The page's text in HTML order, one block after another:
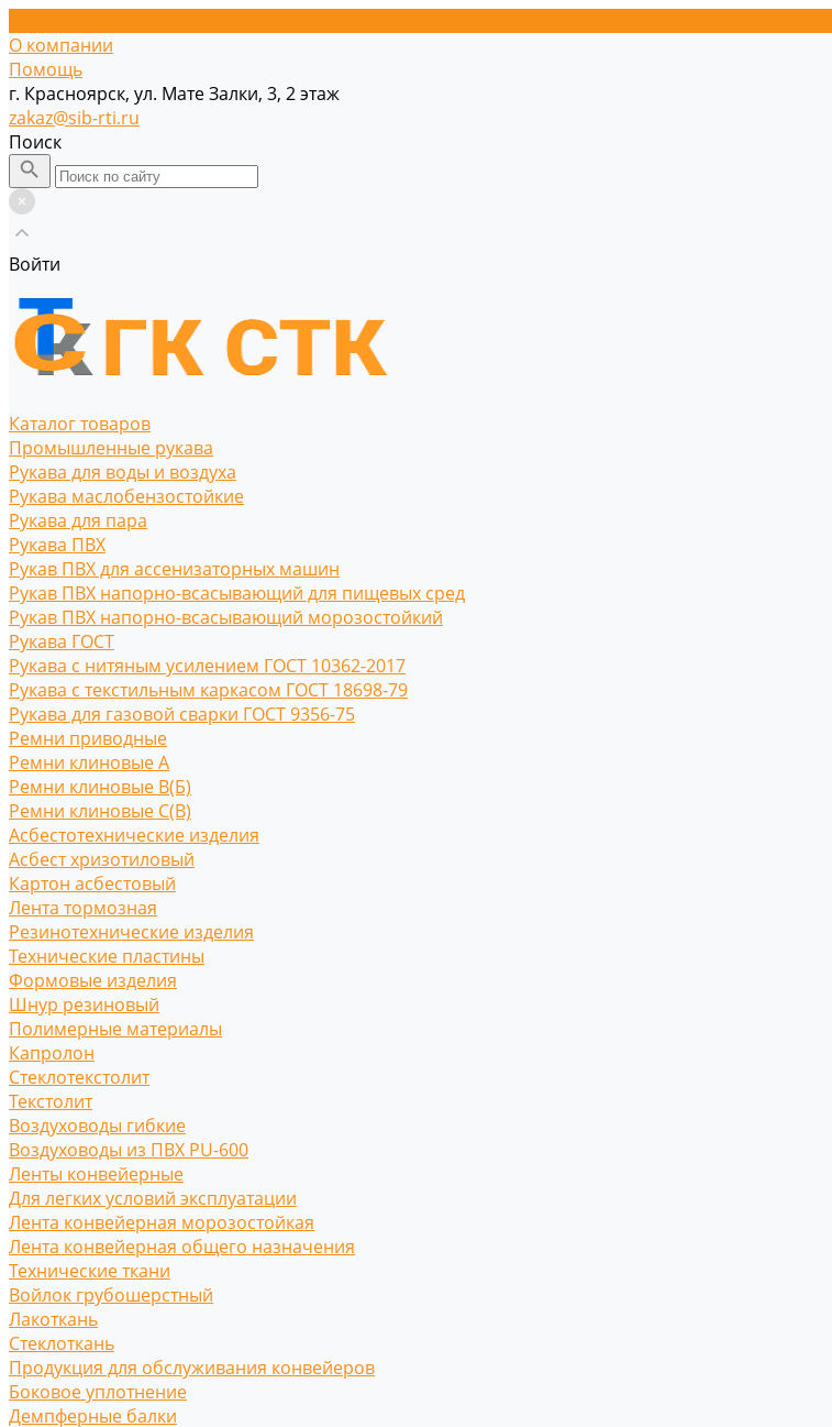
О компании
Помощь
г. Красноярск, ул. Мате Залки, 3, 2 этаж
zakaz@sib-rti.ru
Поиск
Войти
Каталог товаров
Промышленные рукава
Рукава для воды и воздуха
Рукава маслобензостойкие
Рукава для пара
Рукава ПВХ
Рукав ПВХ для ассенизаторных машин
Рукав ПВХ напорно-всасывающий для пищевых сред
Рукав ПВХ напорно-всасывающий морозостойкий
Рукава ГОСТ
Рукава с нитяным усилением ГОСТ 10362-2017
Рукава с текстильным каркасом ГОСТ 18698-79
Рукава для газовой сварки ГОСТ 9356-75
Ремни приводные
Ремни клиновые A
Ремни клиновые В(Б)
Ремни клиновые С(B)
Асбестотехнические изделия
Асбест хризотиловый
Картон асбестовый
Лента тормозная
Резинотехнические изделия
Технические пластины
Формовые изделия
Шнур резиновый
Полимерные материалы
Капролон
Стеклотекстолит
Текстолит
Воздуховоды гибкие
Воздуховоды из ПВХ PU-600
Ленты конвейерные
Для легких условий эксплуатации
Лента конвейерная морозостойкая
Лента конвейерная общего назначения
Технические ткани
Войлок грубошерстный
Лакоткань
Стеклоткань
Продукция для обслуживания конвейеров
Боковое уплотнение
Демпферные балки